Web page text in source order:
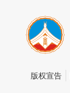
版权宣告